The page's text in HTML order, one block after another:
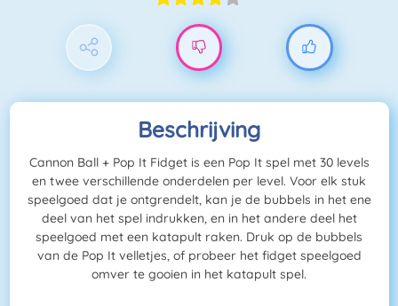
Beschrijving
Cannon Ball + Pop It Fidget is een Pop It spel met 30 levels
en twee verschillende onderdelen per level. Voor elk stuk
speelgoed dat je ontgrendelt, kan je de bubbels in het ene
deel van het spel indrukken, en in het andere deel het
speelgoed met een katapult raken. Druk op de bubbels
van de Pop It velletjes, of probeer het fidget speelgoed
omver te gooien in het katapult spel.